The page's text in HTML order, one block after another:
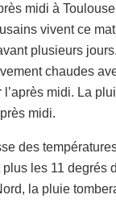
midi à
vivent ce
plusieurs
chaudes
midi. La
midi.
des
les 11 degrés
la pluie